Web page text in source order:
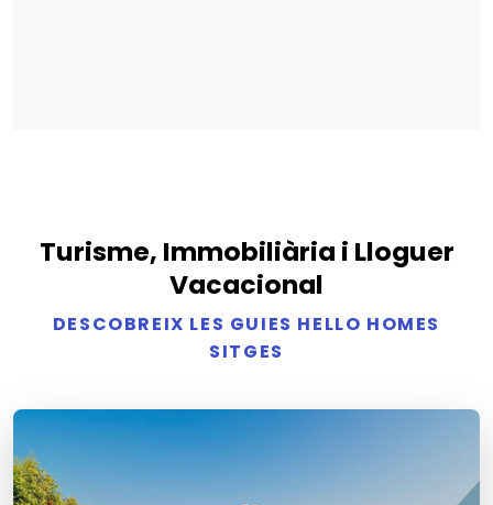
Turisme, Immobiliària i Lloguer
Vacacional
DESCOBREIX LES GUIES HELLO HOMES
SITGES